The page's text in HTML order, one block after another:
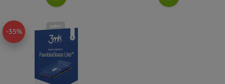
-35%